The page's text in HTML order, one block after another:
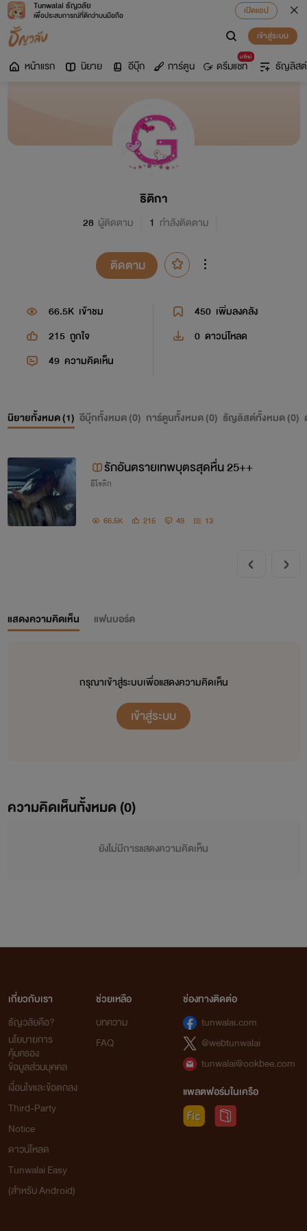
Tunwalai ธัญวลัย
เพื่อประสบการณ์ที่ดีกว่าบนมือถือ
เปิดแอป
เข้าสู่ระบบ
หน้าแรก นิยาย อีบุ๊ก การ์ตูน
มาใหม่
ดรีมแชท ธัญลิสต์
ธิติกา
28 ผู้ติดตาม 1 กำลังติดตาม
ติดตาม
66.5K เข้าชม 450 เพิ่มลงคลัง
215 ถูกใจ 0 ดาวน์โหลด
49 ความคิดเห็น
นิยายทั้งหมด (1) อีบุ๊กทั้งหมด (0) การ์ตูนทั้งหมด (0) ธัญลิสต์ทั้งหมด (0)
รักอันตรายเทพบุตรสุดหื่น 25++
อีโรติก
66.5K 215 49 13
แสดงความคิดเห็น แฟนบอร์ด
กรุณาเข้าสู่ระบบเพื่อแสดงความคิดเห็น
เข้าสู่ระบบ
ความคิดเห็นทั้งหมด (0)
ยังไม่มีการแสดงความคิดเห็น
เกี่ยวกับเรา
ธัญวลัยคือ?
นโยบายการ
คุ้มครอง
ข้อมูลส่วนบุคคล
เงื่อนไขและข้อตกลง
Third-Party
Notice
ดาวน์โหลด
Tunwalai Easy
(สำหรับ Android)
ช่วยเหลือ
บทความ
FAQ
ช่องทางติดต่อ
tunwalai.com
@webtunwalai
tunwalai@ookbee.com
แพลตฟอร์มในเครือ